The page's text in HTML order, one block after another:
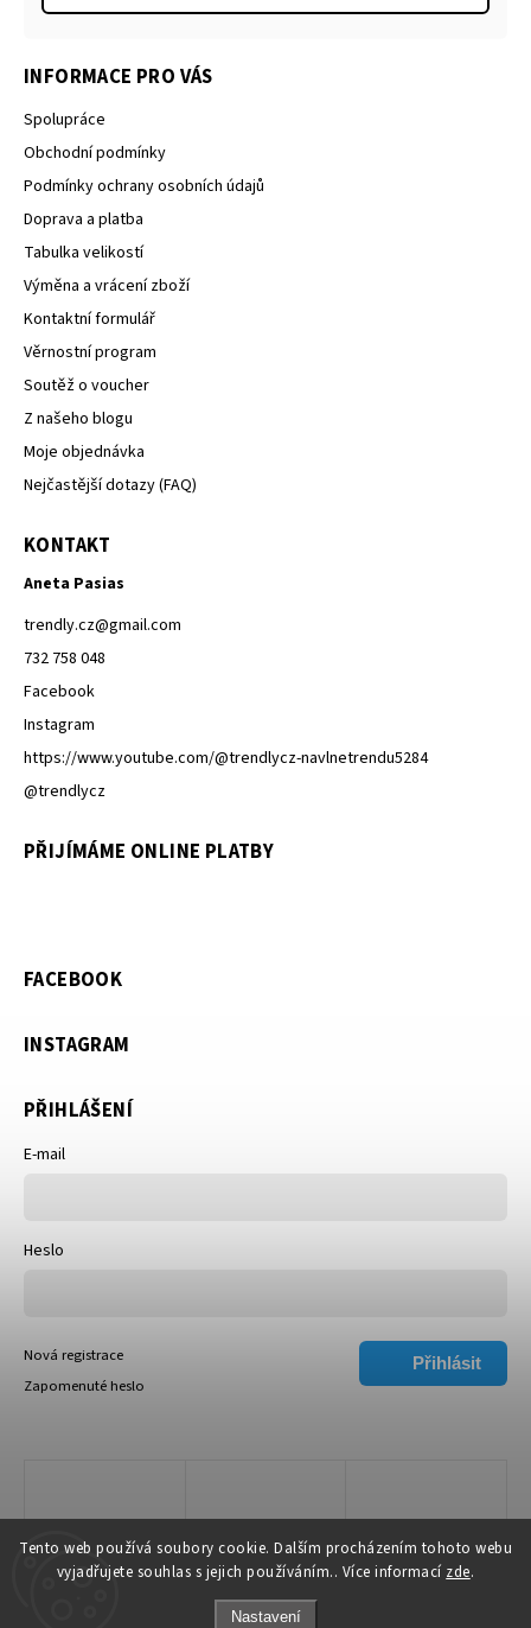
Tento web používá soubory cookie. Dalším procházením tohoto webu
vyjadřujete souhlas s jejich používáním.. Více informací zde.
Nastavení
INFORMACE PRO VÁS
Spolupráce
Obchodní podmínky
Podmínky ochrany osobních údajů
Doprava a platba
Tabulka velikostí
Výměna a vrácení zboží
Kontaktní formulář
Věrnostní program
Soutěž o voucher
Z našeho blogu
Moje objednávka
Nejčastější dotazy (FAQ)
KONTAKT
Aneta Pasias
trendly.cz@gmail.com
732 758 048
Facebook
Instagram
https://www.youtube.com/@trendlycz-navlnetrendu5284
@trendlycz
PŘIJÍMÁME ONLINE PLATBY
FACEBOOK
INSTAGRAM
PŘIHLÁŠENÍ
E-mail
Heslo
Přihlásit
Nová registrace
Zapomenuté heslo